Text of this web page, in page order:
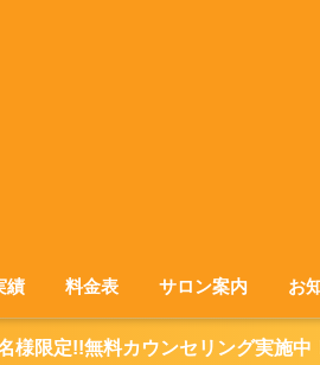
績 料金表 サロン案内 お
様限定!!無料カウンセリング実施中